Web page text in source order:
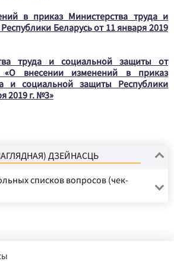
в приказ Министерства труда и
Беларусь от 11 января 2019
труда и социальной защиты от
внесении изменений в приказ
и социальной защиты Республики
2019 г. №3»
ДЗЕЙНАСЦЬ
списков вопросов (чек-